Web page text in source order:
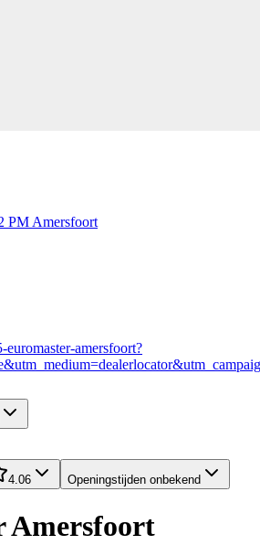
PM Amersfoort
euromaster-amersfoort?
4.06 Openingstijden onbekend
Amersfoort